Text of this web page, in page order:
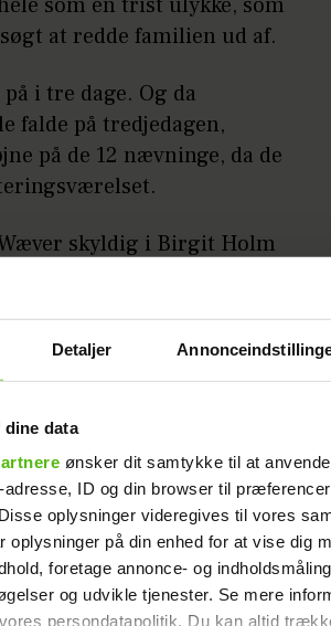
Detaljer
data
ønsker dit samtykke til at
adresse, ID og din browser til
oplysninger videregives til vores
oplysninger på din enhed for at vise dig
foretage annonce- og
og udvikle tjenester. Se mere
persondatapolitik. Du kan altid
som en trist ulykke, som
at redde familien ud af.
i tre dage. Og da
falde på tredjedagen,
på de 12 nævninge, da de
skyldig i Birgit Holm
i Henrik Holm Hansens død
Hansens død?" Elisabeth
blik på retsformand Preben
han på alle tre
efterfølgende skulle
sagde Statsadvokat
sin mening: "Et gammelt
der brænder, skal selv
er det heldigvis ikke mere,
groveste forbrydelse, jeg